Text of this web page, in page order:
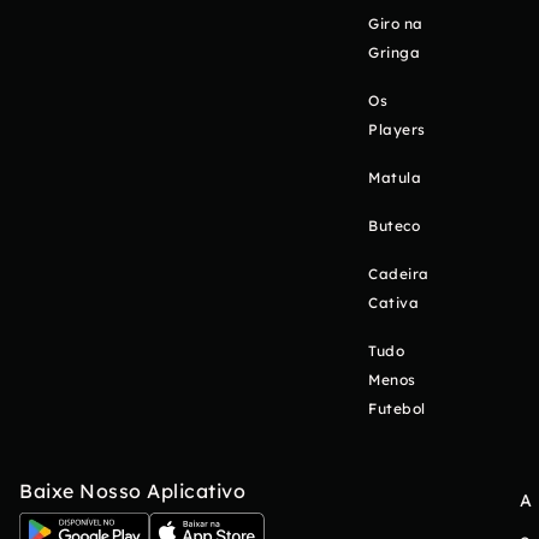
Giro na
Gringa
Os
Players
Matula
Buteco
Cadeira
Cativa
Tudo
Menos
Futebol
Baixe Nosso Aplicativo
A